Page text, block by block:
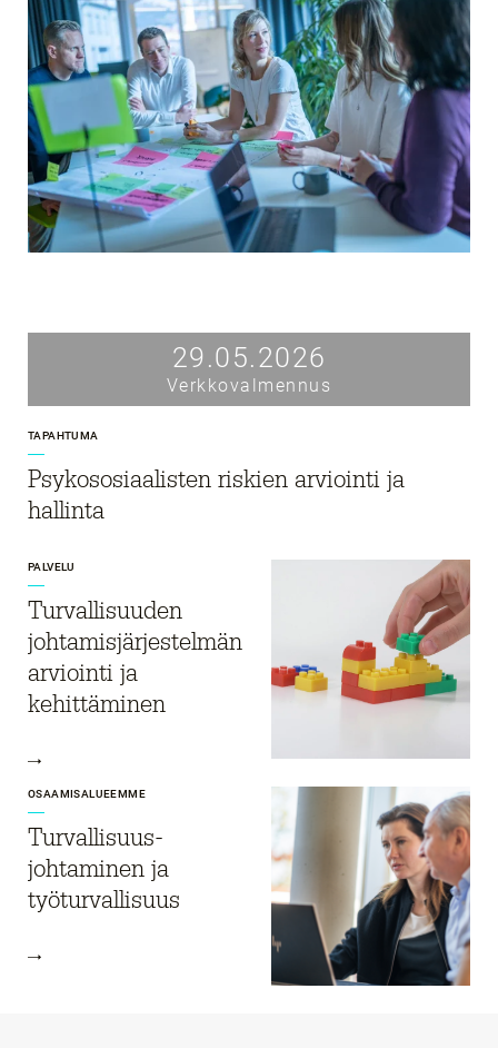
29.05.2026
Verkkovalmennus
TAPAHTUMA
Psykososiaalisten riskien arviointi ja
hallinta
PALVELU
Turvallisuuden
johtamisjärjestelmän
arviointi ja
kehittäminen​
OSAAMISALUEEMME
Turvallisuus­
johtaminen ja
työturvallisuus